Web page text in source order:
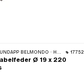
BELMONDO · HERCULES 17752
Ø 19 x 220